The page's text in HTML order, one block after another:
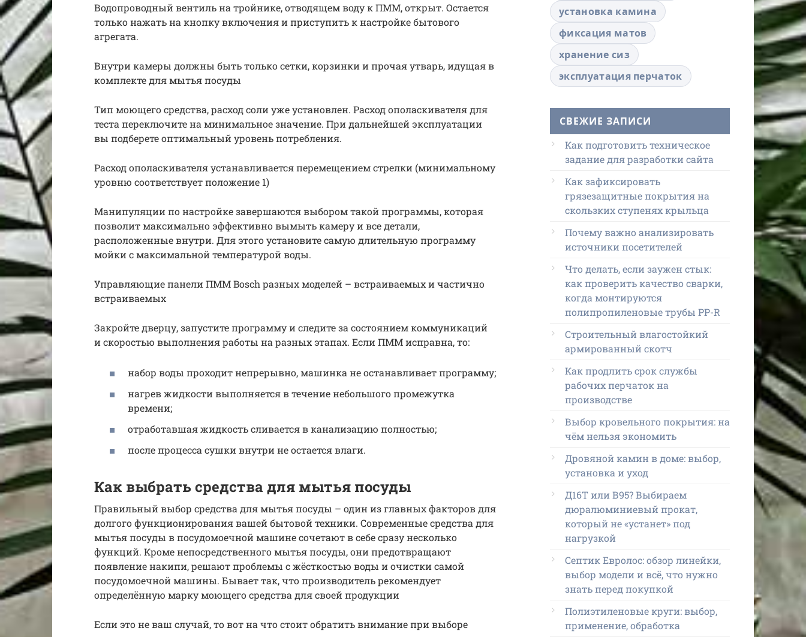
Водопроводный вентиль на тройнике, отводящем воду к ПММ, открыт. Остается
только нажать на кнопку включения и приступить к настройке бытового
агрегата.
Внутри камеры должны быть только сетки, корзинки и прочая утварь, идущая в
комплекте для мытья посуды
Тип моющего средства, расход соли уже установлен. Расход ополаскивателя для
теста переключите на минимальное значение. При дальнейшей эксплуатации
вы подберете оптимальный уровень потребления.
Расход ополаскивателя устанавливается перемещением стрелки (минимальному
уровню соответствует положение 1)
Манипуляции по настройке завершаются выбором такой программы, которая
позволит максимально эффективно вымыть камеру и все детали,
расположенные внутри. Для этого установите самую длительную программу
мойки с максимальной температурой воды.
Управляющие панели ПММ Bosch разных моделей – встраиваемых и частично
встраиваемых
Закройте дверцу, запустите программу и следите за состоянием коммуникаций
и скоростью выполнения работы на разных этапах. Если ПММ исправна, то:
набор воды проходит непрерывно, машинка не останавливает программу;
нагрев жидкости выполняется в течение небольшого промежутка
времени;
отработавшая жидкость сливается в канализацию полностью;
после процесса сушки внутри не остается влаги.
Как выбрать средства для мытья посуды
Правильный выбор средства для мытья посуды – один из главных факторов для
долгого функционирования вашей бытовой техники. Современные средства для
мытья посуды в посудомоечной машине сочетают в себе сразу несколько
функций. Кроме непосредственного мытья посуды, они предотвращают
появление накипи, решают проблемы с жёсткостью воды и очистки самой
посудомоечной машины. Бывает так, что производитель рекомендует
определённую марку моющего средства для своей продукции
Если это не ваш случай, то вот на что стоит обратить внимание при выборе
установка камина
фиксация матов
хранение сиз
эксплуатация перчаток
СВЕЖИЕ ЗАПИСИ
Как подготовить техническое
задание для разработки сайта
Как зафиксировать
грязезащитные покрытия на
скользких ступенях крыльца
Почему важно анализировать
источники посетителей
Что делать, если заужен стык:
как проверить качество сварки,
когда монтируются
полипропиленовые трубы PP-R
Строительный влагостойкий
армированный скотч
Как продлить срок службы
рабочих перчаток на
производстве
Выбор кровельного покрытия: на
чём нельзя экономить
Дровяной камин в доме: выбор,
установка и уход
Д16Т или В95? Выбираем
дюралюминиевый прокат,
который не «устанет» под
нагрузкой
Септик Евролос: обзор линейки,
выбор модели и всё, что нужно
знать перед покупкой
Полиэтиленовые круги: выбор,
применение, обработка